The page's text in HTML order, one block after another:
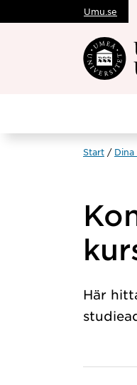
Hoppa
Umu.se
Start
Här